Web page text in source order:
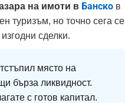
на имоти в Банско в
туризъм, но точно сега се
сделки.
място на
бърза ликвидност.
с готов капитал.